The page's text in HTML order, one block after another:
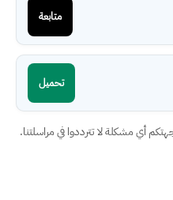
متابعة
تحميل
أي مشكلة لا تترددوا في مراسلتنا.